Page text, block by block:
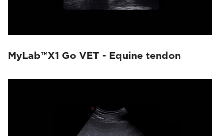
MyLab™X1 Go VET - Equine tendon